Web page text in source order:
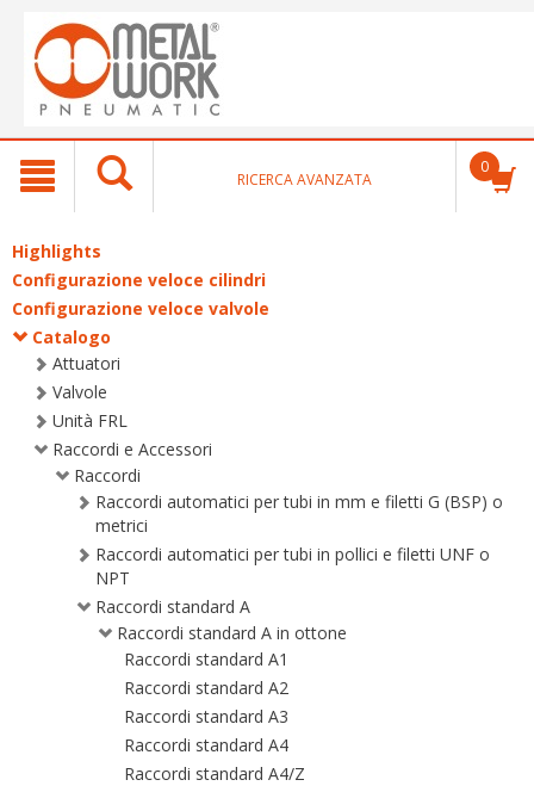
text.skipToContent
text.skipToNavigation
RICERCA AVANZATA
0
Highlights
Configurazione veloce cilindri
Configurazione veloce valvole
Catalogo
Attuatori
Valvole
Unità FRL
Raccordi e Accessori
Raccordi
Raccordi automatici per tubi in mm e filetti G (BSP) o
metrici
Raccordi automatici per tubi in pollici e filetti UNF o
NPT
Raccordi standard A
Raccordi standard A in ottone
Raccordi standard A1
Raccordi standard A2
Raccordi standard A3
Raccordi standard A4
Raccordi standard A4/Z